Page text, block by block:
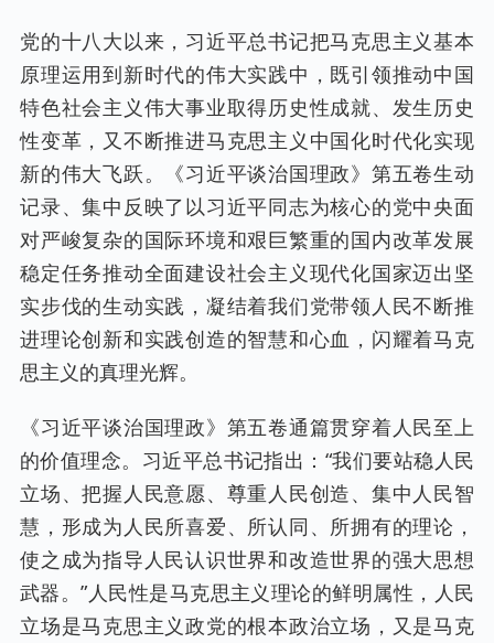
党的十八大以来，习近平总书记把马克思主义基本
原理运用到新时代的伟大实践中，既引领推动中国
特色社会主义伟大事业取得历史性成就、发生历史
性变革，又不断推进马克思主义中国化时代化实现
新的伟大飞跃。《习近平谈治国理政》第五卷生动
记录、集中反映了以习近平同志为核心的党中央面
对严峻复杂的国际环境和艰巨繁重的国内改革发展
稳定任务推动全面建设社会主义现代化国家迈出坚
实步伐的生动实践，凝结着我们党带领人民不断推
进理论创新和实践创造的智慧和心血，闪耀着马克
思主义的真理光辉。
《习近平谈治国理政》第五卷通篇贯穿着人民至上
的价值理念。习近平总书记指出：“我们要站稳人民
立场、把握人民意愿、尊重人民创造、集中人民智
慧，形成为人民所喜爱、所认同、所拥有的理论，
使之成为指导人民认识世界和改造世界的强大思想
武器。”人民性是马克思主义理论的鲜明属性，人民
立场是马克思主义政党的根本政治立场，又是马克